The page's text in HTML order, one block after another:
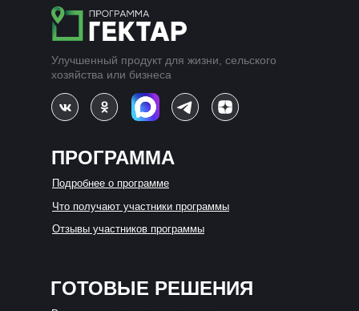
https://t.me/ERDCnews
Улучшенный продукт для жизни, сельского
хозяйства или бизнеса
ГОТОВЫЕ РЕШЕНИЯ
ПРОГРАММА
Подробнее о программе
Что получают участники программы
Отзывы участников программы